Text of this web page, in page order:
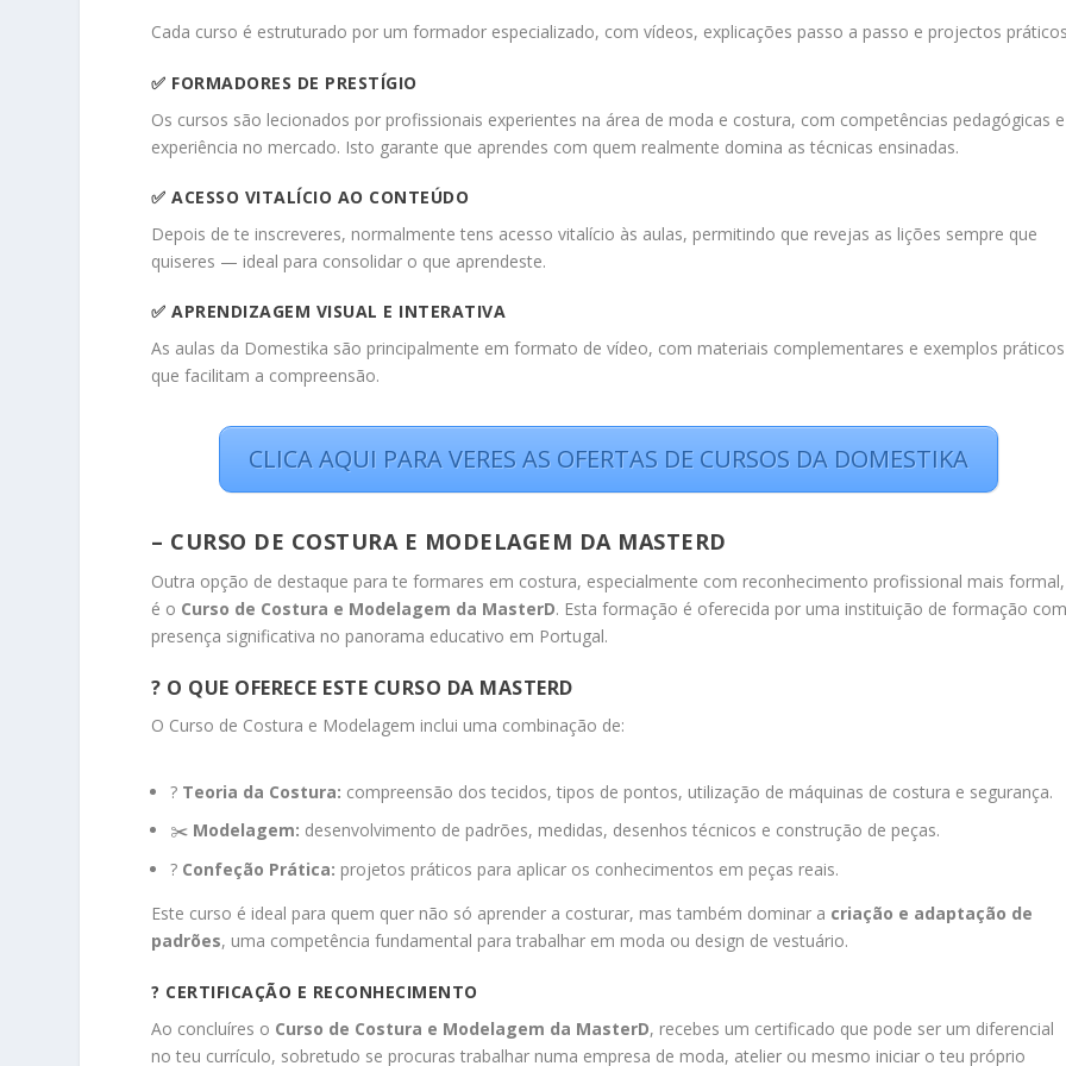
Cada curso é estruturado por um formador especializado, com vídeos, explicações passo a passo e projectos
✅ FORMADORES DE PRESTÍGIO
Os cursos são lecionados por profissionais experientes na área de moda e costura, com competências pedagógicas e
experiência no mercado. Isto garante que aprendes com quem realmente domina as técnicas ensinadas.
✅ACESSO VITALÍCIO AO CONTEÚDO
Depois de te inscreveres, normalmente tens acesso vitalício às aulas, permitindo que revejas as lições sempre que
quiseres — ideal para consolidar o que aprendeste.
✅APRENDIZAGEM VISUAL E INTERATIVA
As aulas da Domestika são principalmente em formato de vídeo, com materiais complementares e exemplos práticos
que facilitam a compreensão.
CLICA AQUI PARA VERES AS OFERTAS DE CURSOS DA DOMESTIKA
– CURSO DE COSTURA E MODELAGEM DA MASTERD
Outra opção de destaque para te formares em costura, especialmente com reconhecimento profissional mais formal,
é o Curso de Costura e Modelagem da MasterD. Esta formação é oferecida por uma instituição de formação
presença significativa no panorama educativo em Portugal.
? O QUE OFERECE ESTE CURSO DA MASTERD
O Curso de Costura e Modelagem inclui uma combinação de:
? Teoria da Costura: compreensão dos tecidos, tipos de pontos, utilização de máquinas de costura e segurança.
✂️ Modelagem: desenvolvimento de padrões, medidas, desenhos técnicos e construção de peças.
? Confeção Prática: projetos práticos para aplicar os conhecimentos em peças reais.
Este curso é ideal para quem quer não só aprender a costurar, mas também dominar a criação e adaptação de
padrões, uma competência fundamental para trabalhar em moda ou design de vestuário.
? CERTIFICAÇÃO E RECONHECIMENTO
Ao concluíres o Curso de Costura e Modelagem da MasterD, recebes um certificado que pode ser um diferencial
no teu currículo, sobretudo se procuras trabalhar numa empresa de moda, atelier ou mesmo iniciar o teu próprio